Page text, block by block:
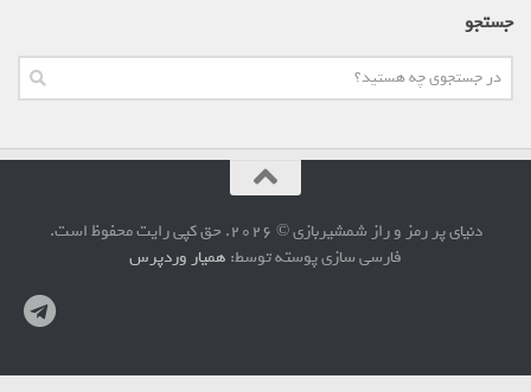
جستجو
دنیای پر رمز و راز شمشیربازی © 2026. حق کپی رایت محفوظ است.
فارسی سازی پوسته توسط:همیار وردپرس